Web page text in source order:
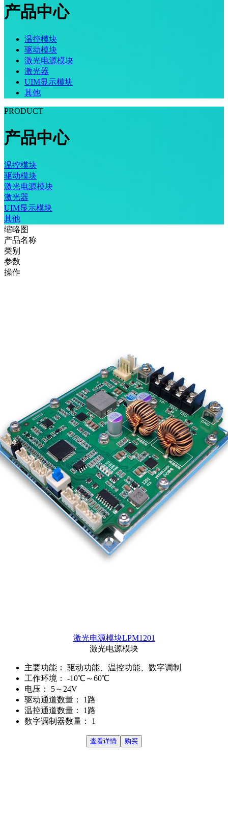
产品中心
温控模块
驱动模块
激光电源模块
激光器
UIM显示模块
其他
PRODUCT
产品中心
温控模块
驱动模块
激光电源模块
激光器
UIM显示模块
其他
缩略图
产品名称
类别
参数
操作
激光电源模块LPM1201
激光电源模块
主要功能：
驱动功能、温控功能、数字调制
工作环境：
-10℃～60℃
电压：
5～24V
驱动通道数量：
1路
温控通道数量：
1路
数字调制器数量：
1
查看详情 购买